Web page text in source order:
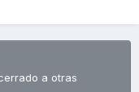
a otras